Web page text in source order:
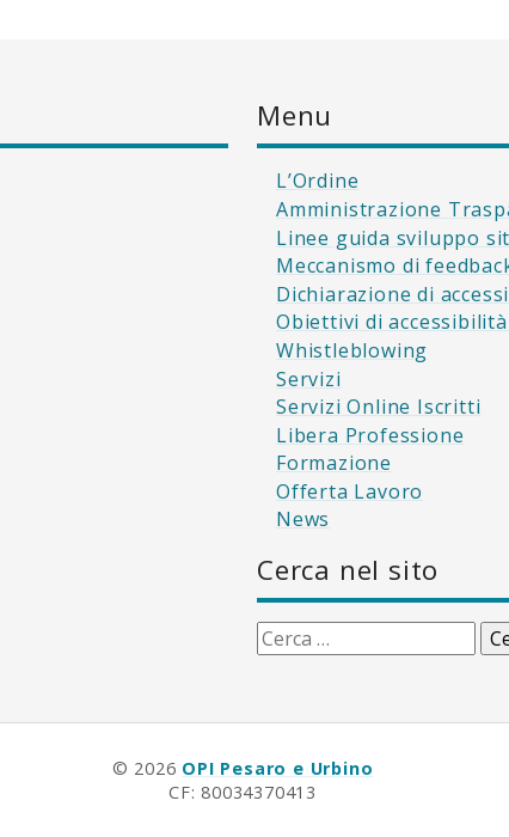
Menu
L’Ordine
Amministrazione
Linee guida sviluppo
Meccanismo di
Dichiarazione di
Obiettivi di accessibilità
Whistleblowing
Servizi
Servizi Online Iscritti
Libera Professione
Formazione
Offerta Lavoro
News
Cerca nel sito
Ricerca
per:
© 2026 OPI Pesaro e Urbino
CF: 80034370413